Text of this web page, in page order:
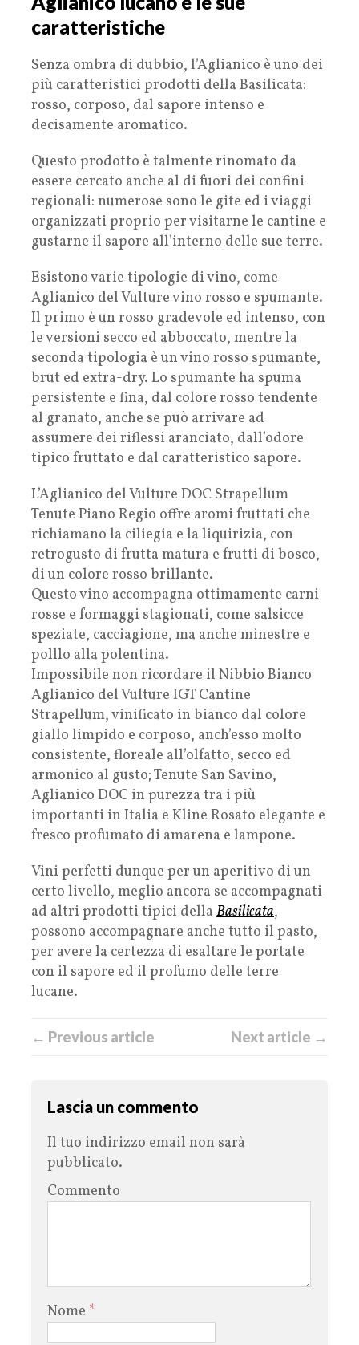
caratteristiche
Senza ombra di dubbio, l’Aglianico è uno dei
più caratteristici prodotti della Basilicata:
rosso, corposo, dal sapore intenso e
decisamente aromatico.
Questo prodotto è talmente rinomato da
essere cercato anche al di fuori dei confini
regionali: numerose sono le gite ed i viaggi
organizzati proprio per visitarne le cantine e
gustarne il sapore all’interno delle sue terre.
Esistono varie tipologie di vino, come
Aglianico del Vulture vino rosso e spumante.
Il primo è un rosso gradevole ed intenso, con
le versioni secco ed abboccato, mentre la
seconda tipologia è un vino rosso spumante,
brut ed extra-dry. Lo spumante ha spuma
persistente e fina, dal colore rosso tendente
al granato, anche se può arrivare ad
assumere dei riflessi aranciato, dall’odore
tipico fruttato e dal caratteristico sapore.
L’Aglianico del Vulture DOC Strapellum
Tenute Piano Regio offre aromi fruttati che
richiamano la ciliegia e la liquirizia, con
retrogusto di frutta matura e frutti di bosco,
di un colore rosso brillante.
Questo vino accompagna ottimamente carni
rosse e formaggi stagionati, come salsicce
speziate, cacciagione, ma anche minestre e
polllo alla polentina.
Impossibile non ricordare il Nibbio Bianco
Aglianico del Vulture IGT Cantine
Strapellum, vinificato in bianco dal colore
giallo limpido e corposo, anch’esso molto
consistente, floreale all’olfatto, secco ed
armonico al gusto; Tenute San Savino,
Aglianico DOC in purezza tra i più
importanti in Italia e Kline Rosato elegante e
fresco profumato di amarena e lampone.
Vini perfetti dunque per un aperitivo di un
certo livello, meglio ancora se accompagnati
ad altri prodotti tipici della Basilicata,
possono accompagnare anche tutto il pasto,
per avere la certezza di esaltare le portate
con il sapore ed il profumo delle terre
lucane.
← Previous article Next article →
Lascia un commento
Il tuo indirizzo email non sarà
pubblicato.
Commento
Nome *